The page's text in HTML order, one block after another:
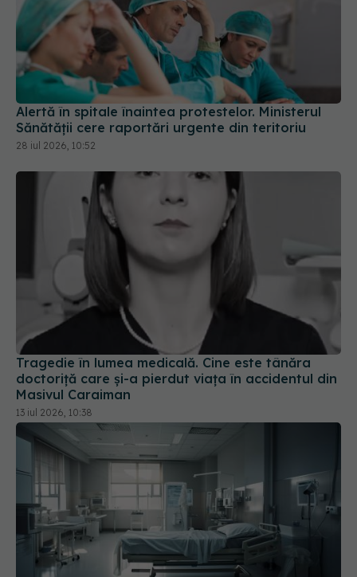
Alertă în spitale înaintea protestelor. Ministerul
Sănătății cere raportări urgente din teritoriu
28 iul 2026, 10:52
Tragedie în lumea medicală. Cine este tânăra
doctoriță care și-a pierdut viața în accidentul din
Masivul Caraiman
13 iul 2026, 10:38